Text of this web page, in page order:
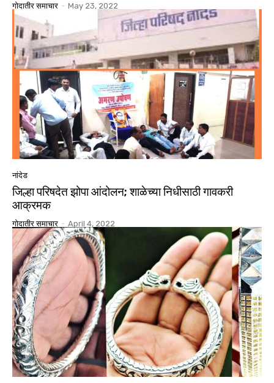
गोदातीर समाचार - May 23, 2022
नांदेड
जिल्हा परिषदेत झोपा आंदोलन; शाळेच्या निधीसाठी गावकरी
आक्रमक
गोदातीर समाचार - April 4, 2022